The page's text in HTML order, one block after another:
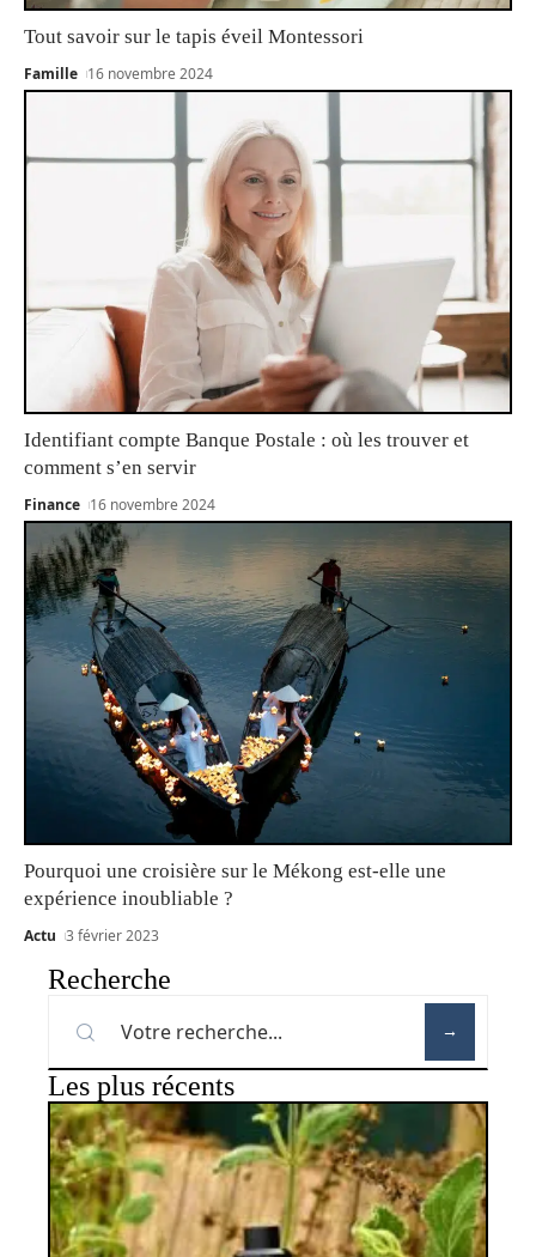
Tout savoir sur le tapis éveil Montessori
Famille 16 novembre 2024
Identifiant compte Banque Postale : où les trouver et
comment s’en servir
Finance 16 novembre 2024
Pourquoi une croisière sur le Mékong est-elle une
expérience inoubliable ?
Actu 3 février 2023
Recherche
Les plus récents